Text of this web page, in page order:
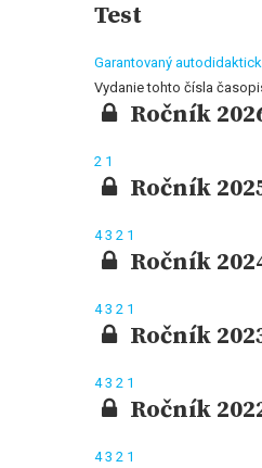
Test
Garantovaný
Vydanie tohto čísla
Ročník
2 1
Ročník
43 2 1
Ročník
43 2 1
Ročník
43 2 1
Ročník
43 2 1